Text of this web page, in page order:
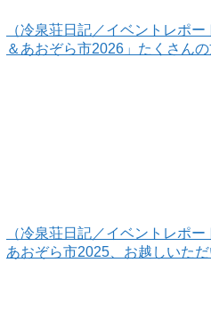
（冷泉荘日記／イベントレポ
＆あおぞら市2026」たくさん
（冷泉荘日記／イベントレポ
あおぞら市2025、お越しいた